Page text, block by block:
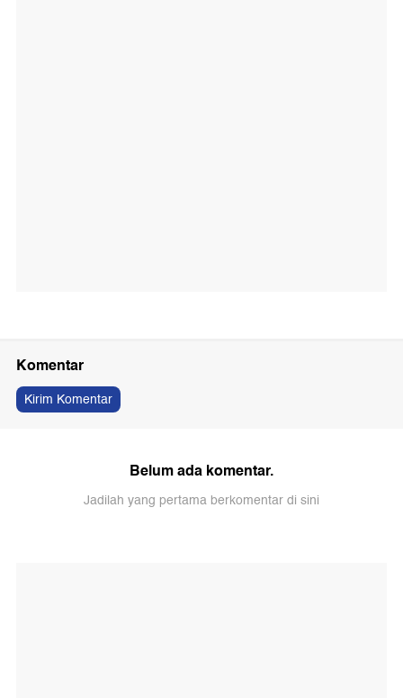
Komentar
Kirim Komentar
Belum ada komentar.
Jadilah yang pertama berkomentar di sini